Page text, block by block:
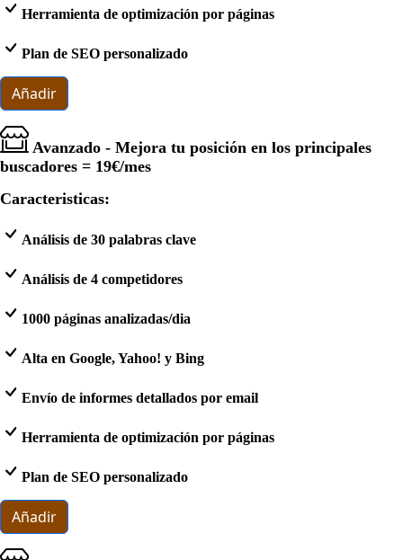
Herramienta de optimización por páginas
Plan de SEO personalizado
Añadir
Avanzado - Mejora tu posición en los principales
buscadores = 19€/mes
Caracteristicas:
Análisis de 30 palabras clave
Análisis de 4 competidores
1000 páginas analizadas/dia
Alta en Google, Yahoo! y Bing
Envío de informes detallados por email
Herramienta de optimización por páginas
Plan de SEO personalizado
Añadir